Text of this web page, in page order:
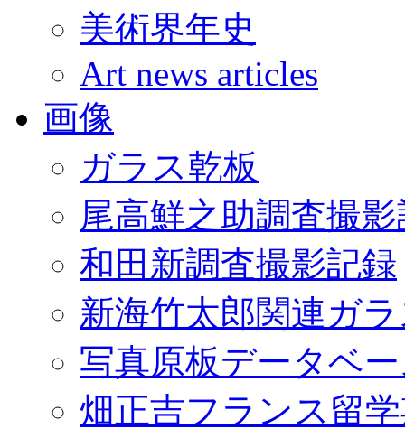
美術界年史
Art news articles
画像
ガラス乾板
尾高鮮之助調査撮
和田新調査撮影記録
新海竹太郎関連ガ
写真原板データベ
畑正吉フランス留